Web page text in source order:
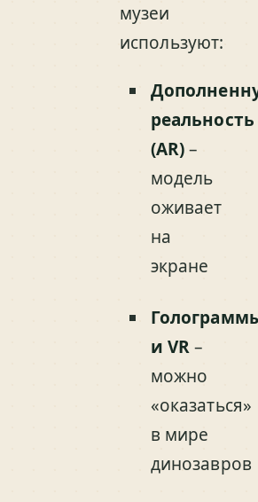
музеи
используют:
реальность
(AR)–
модель
оживает
на
экране
и VR–
можно
«оказаться»
в мире
динозавров